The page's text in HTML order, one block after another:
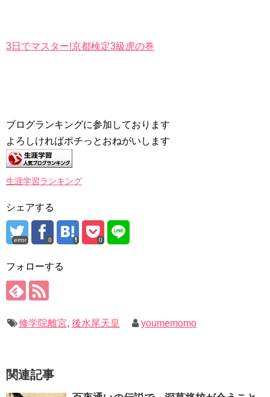
3日でマスター!京都検定3級虎の巻
ブログランキングに参加しております
よろしければポチっとおねがいします
生涯学習ランキング
シェアする
error 0 0
フォローする
修学院離宮, 後水尾天皇 youmemomo
関連記事